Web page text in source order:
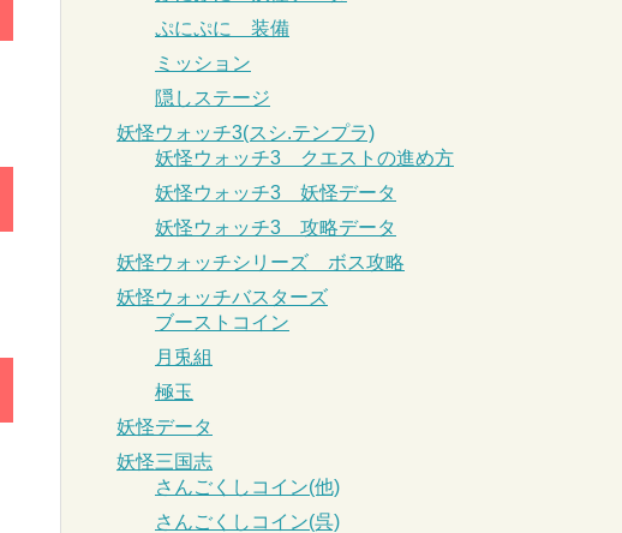
ぷにぷに 装備
ミッション
隠しステージ
妖怪ウォッチ3(スシ.テンプラ)
妖怪ウォッチ3 クエストの進め方
妖怪ウォッチ3 妖怪データ
妖怪ウォッチ3 攻略データ
妖怪ウォッチシリーズ ボス攻略
妖怪ウォッチバスターズ
ブーストコイン
月兎組
極玉
妖怪データ
妖怪三国志
さんごくしコイン(他)
さんごくしコイン(呉)